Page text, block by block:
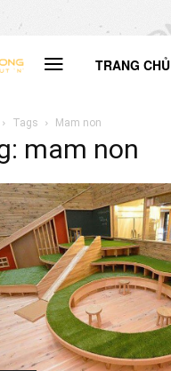
TRANG CHỦ
Tags Mam non
mam non